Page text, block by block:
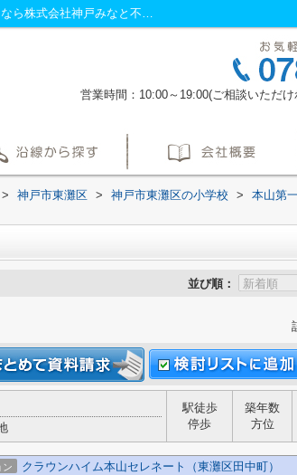
本山第一小学校周辺の物件一覧｜神戸市灘区・東灘区の不動産購入のことなら株式会社神戸みなと不動産へ！
営業時間：10:00～19:00(ご相談いただ
> 神戸市東灘区 > 神戸市東灘区の小学校 > 本山第
並び順：
駅徒歩
停歩
築年数
方位
ン クラウンハイム本山セレネート（東灘区田中町）